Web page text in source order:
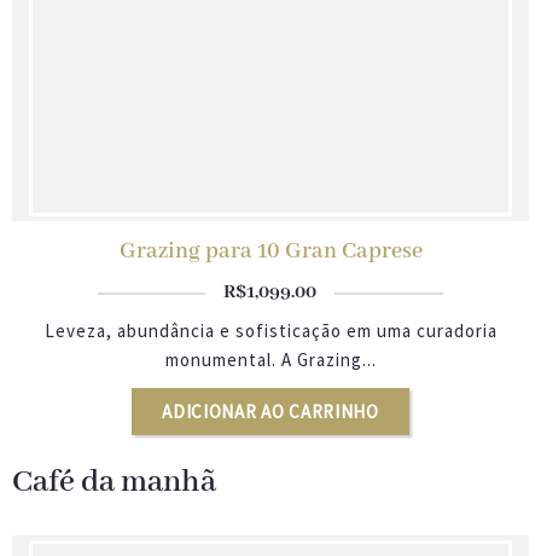
Grazing para 10 Gran Caprese
R$1,099.00
Leveza, abundância e sofisticação em uma curadoria
monumental. A Grazing...
ADICIONAR AO CARRINHO
Café da manhã